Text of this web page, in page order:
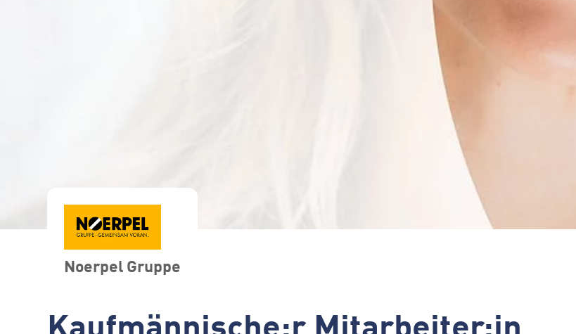
Noerpel Gruppe
Kaufmännische:r Mitarbeiter:in